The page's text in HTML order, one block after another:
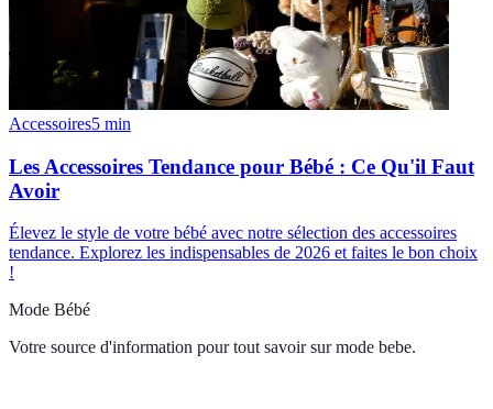
Accessoires5 min
Les Accessoires Tendance pour Bébé : Ce Qu'il Faut
Avoir
Élevez le style de votre bébé avec notre sélection des accessoires
tendance. Explorez les indispensables de 2026 et faites le bon choix
!
Mode Bébé
Votre source d'information pour tout savoir sur mode bebe.